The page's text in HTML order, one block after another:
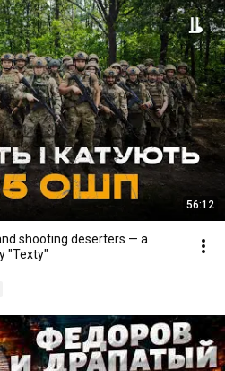
56:12
shooting deserters — a
"Texty"